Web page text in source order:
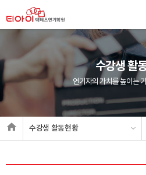
수강생 활
연기자의 가치를 높이는
수강생 활동현황